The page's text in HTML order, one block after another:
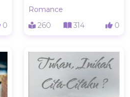
0
Romance
260
314 0